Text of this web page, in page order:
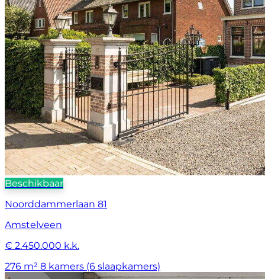
Beschikbaar
Noorddammerlaan 81
Amstelveen
€ 2.450.000 k.k.
276 m² 8 kamers (6 slaapkamers)